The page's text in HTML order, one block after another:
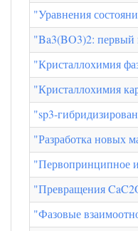
"Уравнения
"Ba3(BO3)2: первый
"Кристаллохимия
"Кристаллохимия
"sp3-
"Разработка новых
"Первопринципное
"Превращения
"Фазовые